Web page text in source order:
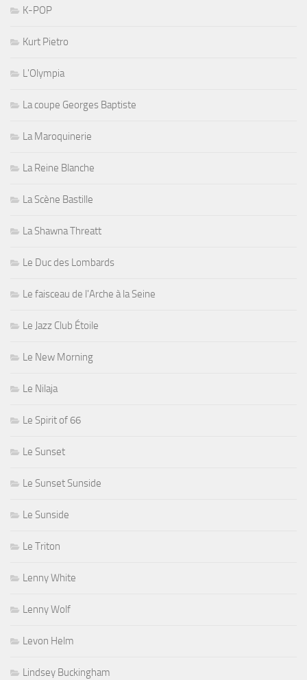
K-POP
Kurt Pietro
L'Olympia
La coupe Georges Baptiste
La Maroquinerie
La Reine Blanche
La Scène Bastille
La Shawna Threatt
Le Duc des Lombards
Le faisceau de l'Arche à la Seine
Le Jazz Club Étoile
Le New Morning
Le Nilaja
Le Spirit of 66
Le Sunset
Le Sunset Sunside
Le Sunside
Le Triton
Lenny White
Lenny Wolf
Levon Helm
Lindsey Buckingham